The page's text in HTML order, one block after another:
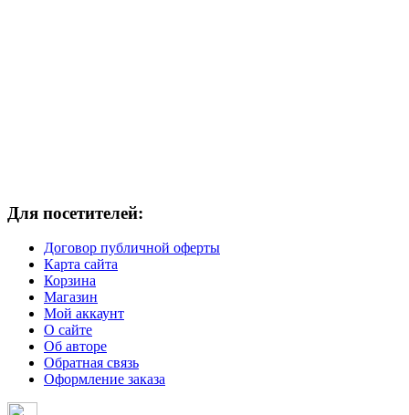
Для посетителей:
Договор публичной оферты
Карта сайта
Корзина
Магазин
Мой аккаунт
О сайте
Об авторе
Обратная связь
Оформление заказа